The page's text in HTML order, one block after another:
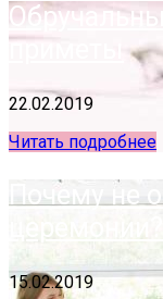
приметы
22.02.2019
Читать подробнее
Почему не
церемонии?
15.02.2019